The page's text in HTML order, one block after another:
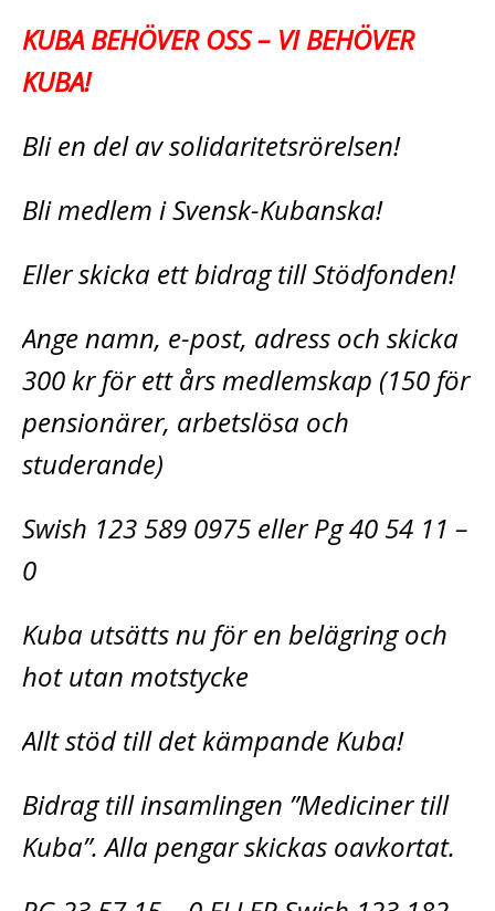
KUBA BEHÖVER OSS – VI BEHÖVER
KUBA!
Bli en del av solidaritetsrörelsen!
Bli medlem i Svensk-Kubanska!
Eller skicka ett bidrag till Stödfonden!
Ange namn, e-post, adress och skicka
300 kr för ett års medlemskap (150 för
pensionärer, arbetslösa och
studerande)
Swish 123 589 0975 eller Pg 40 54 11 –
0
Kuba utsätts nu för en belägring och
hot utan motstycke
Allt stöd till det kämpande Kuba!
Bidrag till insamlingen ”Mediciner till
Kuba”. Alla pengar skickas oavkortat.